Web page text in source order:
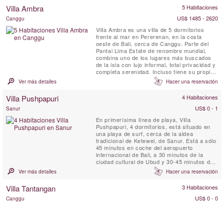
que le permite relajarse en puro lujo y estilo
Villa Ambra 5 Habitaciones
Canggu
US$ 1485 - 2620
Villa Ambra es una villa de 5 dormitorios
frente al mar en Pererenan, en la costa
oeste de Bali, cerca de Canggu. Parte del
Pantai Lima Estate de renombre mundial,
combina uno de los lugares más buscados
de la isla con lujo informal, total privacidad y
completa serenidad. Incluso tiene su propio
cine privado y una biblioteca bien surtida
con iMac e impresora. Las cinco suites
difieren en diseño entre sí. Amplios jardines
Ver más detalles Hacer una reservación
Villa Pushpapuri 4 Habitaciones
Sanur
US$ 0 - 1
En primerísima línea de playa, Villa
Pushpapuri, 4 dormitorios, está situado en
una playa de surf, cerca de la aldea
tradicional de Ketewel, de Sanur. Está a sólo
45 minutos en coche del aeropuerto
internacional de Bali, a 30 minutos de la
ciudad cultural de Ubud y 30-45 minutos de
los restaurantes, tiendas y vida nocturna de
Kuta y Seminyak. Está delimitada por el río
que ha sido bendecida con espectaculares
Ver más detalles Hacer una reservación
Villa Tantangan 3 Habitaciones
Canggu
US$ 0 - 0